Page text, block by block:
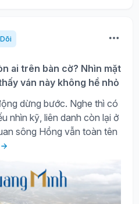
ai trên bàn cờ? Nhìn mặt
ván này không hề nhỏ
dừng bước. Nghe thì có
nhìn kỹ, liên danh còn lại ở
sông Hồng vẫn toàn tên